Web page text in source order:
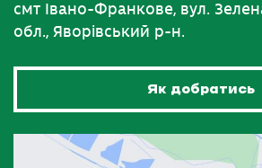
смт Івано-Франкове, вул.
обл., Яворівський р-н.
Як добратись